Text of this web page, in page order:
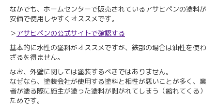
なかでも、ホームセンターで販売されているアサヒペンの塗料が
安価で使用しやすくオススメです。
＞ アサヒペンの公式サイトで確認する
基本的に水性の塗料がオススメですが、鉄部の場合は油性を使わ
ざるを得ません。
なお、外壁に関しては塗装するべきではありません。
なぜなら、塗装会社が使用する塗料と相性が悪いことが多く、業
者が塗る際に施主が塗った塗料が剥がれてしまう（縮れてくる）
ためです。